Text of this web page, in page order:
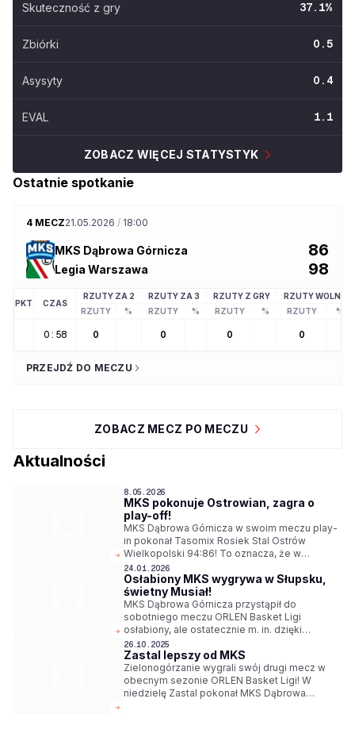
Skuteczność z gry 37.1%
Zbiórki 0.5
Asysyty 0.4
EVAL 1.1
ZOBACZ WIĘCEJ STATYSTYK
Ostatnie spotkanie
4 MECZ21.05.2026 / 18:00
MKS Dąbrowa Górnicza 86
Legia Warszawa 98
PKT CZAS
RZUTY ZA 2 RZUTY ZA 3 RZUTY Z GRY
RZUTY WOLNE
RZUTY
% RZUTY % RZUTY % RZUTY %
0:58 0 0 0 0
PRZEJDŹ DO MECZU
ZOBACZ MECZ PO MECZU
Aktualności
8.05.2026
MKS pokonuje Ostrowian, zagra o
play-off!
MKS Dąbrowa Górnicza w swoim meczu play-
in pokonał Tasomix Rosiek Stal Ostrów
Wielkopolski 94:86! To oznacza, że w
niedzielę o godz. 20:15 zagra na wyjeździe o
ostatnie miejsce w play-off z Anwilem
Włocławek.
24.01.2026
Osłabiony MKS wygrywa w Słupsku,
świetny Musiał!
MKS Dąbrowa Górnicza przystąpił do
sobotniego meczu ORLEN Basket Ligi
osłabiony, ale ostatecznie m. in. dzięki
świetnej postawie Jakuba Musiała pokonał
Energa Czarnych Słupsk 102:88.
26.10.2025
Zastal lepszy od MKS
Zielonogórzanie wygrali swój drugi mecz w
obecnym sezonie ORLEN Basket Ligi! W
niedzielę Zastal pokonał MKS Dąbrowa